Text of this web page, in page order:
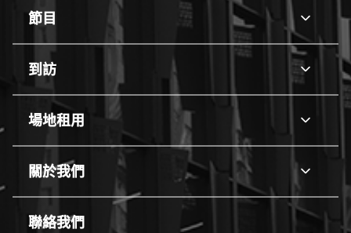
節目
節
目
到訪
到
訪
場地租用
場
地
租
關於我們
關
於
我
聯絡我們